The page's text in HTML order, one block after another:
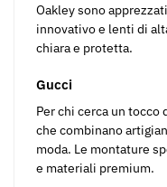
Oakley sono
innovativo e lenti di
chiara e protetta.
Gucci
Per chi cerca un tocco di lusso, Gucci offre occhiali da sole
che combinano
moda. Le montature
e materiali premium.